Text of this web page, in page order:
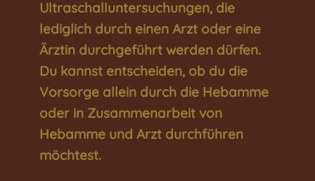
Ultraschalluntersuchungen, die
lediglich durch einen Arzt oder eine
Ärztin durchgeführt werden dürfen.
Du kannst entscheiden, ob du die
Vorsorge allein durch die Hebamme
oder in Zusammenarbeit von
Hebamme und Arzt durchführen
möchtest.